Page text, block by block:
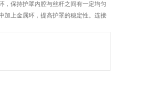
，保持护罩内腔与丝杆之间有一定均匀
加上金属环，提高护罩的稳定性。连接